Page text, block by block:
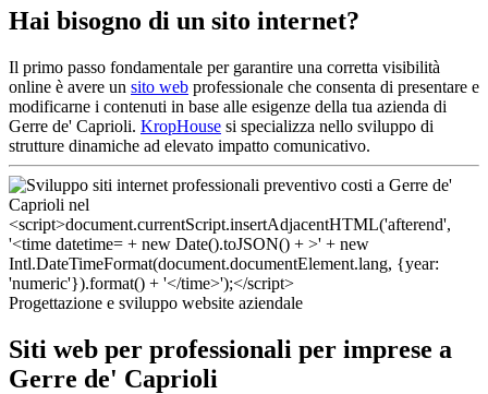
Hai bisogno di un sito internet?
Il primo passo fondamentale per garantire una corretta visibilità
online è avere un sito web professionale che consenta di presentare e
modificarne i contenuti in base alle esigenze della tua azienda di
Gerre de' Caprioli. KropHouse si specializza nello sviluppo di
strutture dinamiche ad elevato impatto comunicativo.
Progettazione e sviluppo website aziendale
Siti web per professionali per imprese a
Gerre de' Caprioli